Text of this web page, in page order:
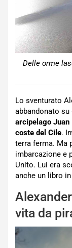
Delle orme
Lo sventurato
abbandonato
arcipelago
coste del Cile.
terra ferma. Ma
imbarcazione e
Unito. Lui era
anche un libro
vita da